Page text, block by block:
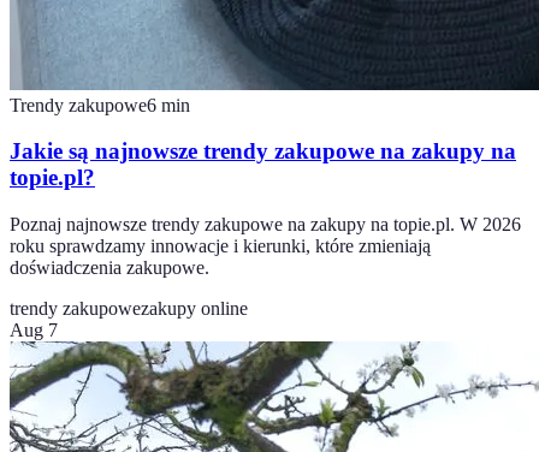
Trendy zakupowe6 min
Jakie są najnowsze trendy zakupowe na zakupy na
topie.pl?
Poznaj najnowsze trendy zakupowe na zakupy na topie.pl. W 2026
roku sprawdzamy innowacje i kierunki, które zmieniają
doświadczenia zakupowe.
trendy zakupowezakupy online
Aug 7